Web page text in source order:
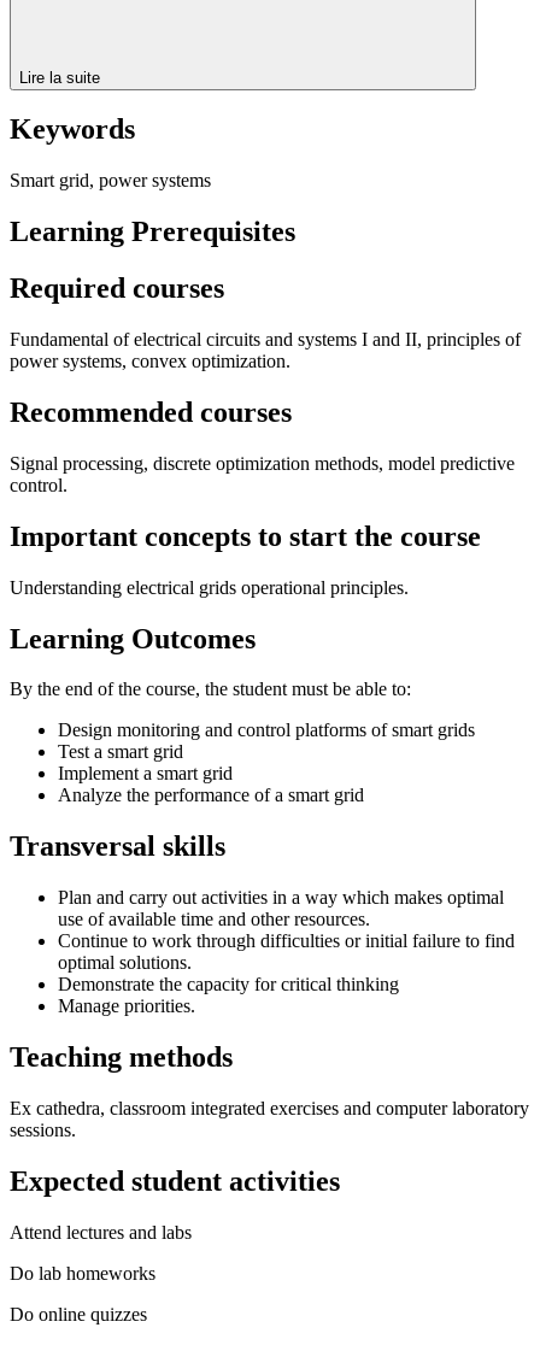
Lire la suite
Keywords
Smart grid, power systems
Learning Prerequisites
Required courses
Fundamental of electrical circuits and systems I and II, principles of
power systems, convex optimization.
Recommended courses
Signal processing, discrete optimization methods, model predictive
control.
Important concepts to start the course
Understanding electrical grids operational principles.
Learning Outcomes
By the end of the course, the student must be able to:
Design monitoring and control platforms of smart grids
Test a smart grid
Implement a smart grid
Analyze the performance of a smart grid
Transversal skills
Plan and carry out activities in a way which makes optimal
use of available time and other resources.
Continue to work through difficulties or initial failure to find
optimal solutions.
Demonstrate the capacity for critical thinking
Manage priorities.
Teaching methods
Ex cathedra, classroom integrated exercises and computer laboratory
sessions.
Expected student activities
Attend lectures and labs
Do lab homeworks
Do online quizzes